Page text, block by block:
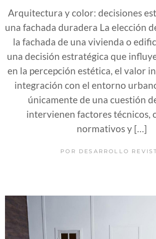
Arquitectura y color: decisiones
una fachada duradera La elección
la fachada de una vivienda o
una decisión estratégica que
en la percepción estética, el valor
integración con el entorno
únicamente de una cuestión
intervienen factores técnicos,
normativos y […]
POR DESARROLLO